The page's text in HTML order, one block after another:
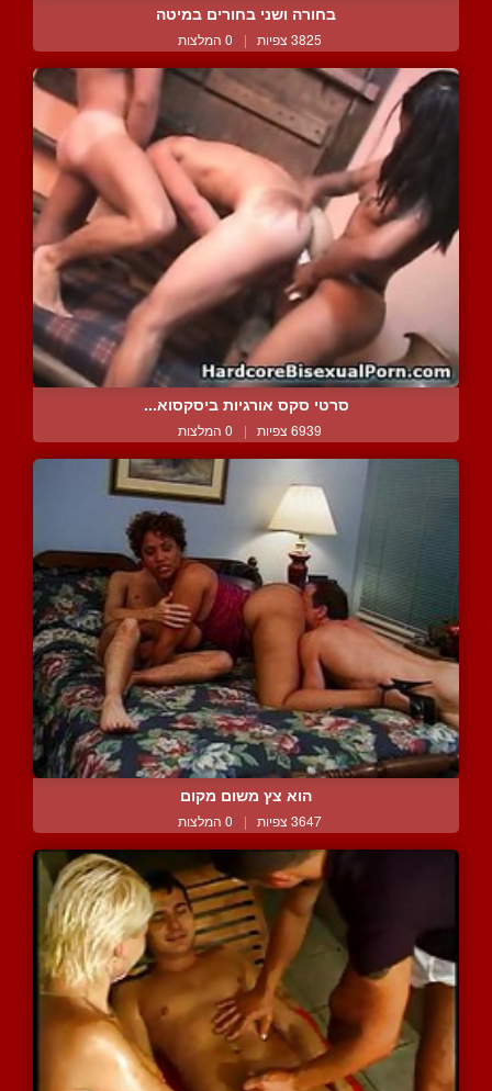
בחורה ושני בחורים במיטה
3825 צפיות | 0 המלצות
סרטי סקס אורגיות ביסקסוא...
6939 צפיות | 0 המלצות
הוא צץ משום מקום
3647 צפיות | 0 המלצות